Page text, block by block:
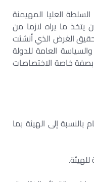
العليا المهيمنة
ما يراه لازما من
الغرض الذي أنشئت
العامة للدولة
بصفة خاصة الاختصاصات
إلى الهيئة بما